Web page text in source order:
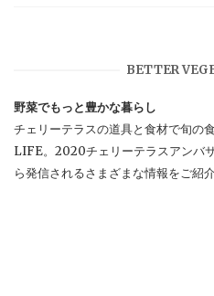
BETTER
野菜でもっと豊かな暮らし
チェリーテラスの道具と食材で旬の
LIFE。2020チェリーテラスアンバ
ら発信されるさまざまな情報をご紹介